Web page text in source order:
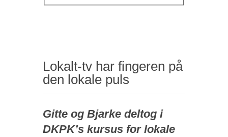
Lokalt-tv har fingeren på
den lokale puls
Gitte og Bjarke deltog i
DKPK’s kursus for lokale